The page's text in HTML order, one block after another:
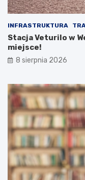
INFRASTRUKTURA
Stacja Veturilo w
miejsce!
8 sierpnia 2026